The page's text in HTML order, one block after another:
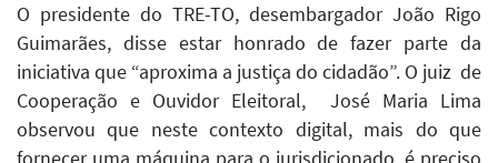
O presidente do TRE-TO, desembargador João Rigo
Guimarães, disse estar honrado de fazer parte da
iniciativa que “aproxima a justiça do cidadão”. O juiz de
Cooperação e Ouvidor Eleitoral, José Maria Lima
observou que neste contexto digital, mais do que